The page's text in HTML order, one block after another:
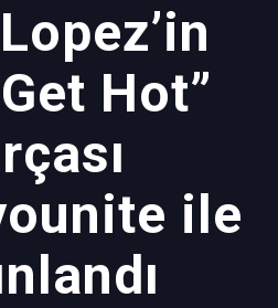
Hot”
ile